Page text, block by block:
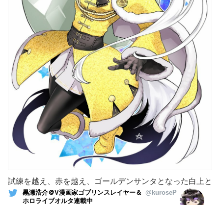
試練を越え、赤を越え、ゴールデンサンタとなった白上と
黒瀬浩介＠V漫画家ゴブリンスレイヤー＆
ホロライブオルタ連載中
@kuroseP